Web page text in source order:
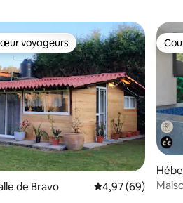
la base de 12 commentaires : 5
voyageurs
voyageurs
de Bravo Évaluation
4,97 (69)
o